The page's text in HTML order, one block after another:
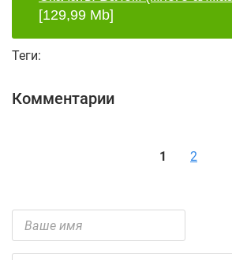
[129,99 Mb]
Теги:
Комментарии
1 2